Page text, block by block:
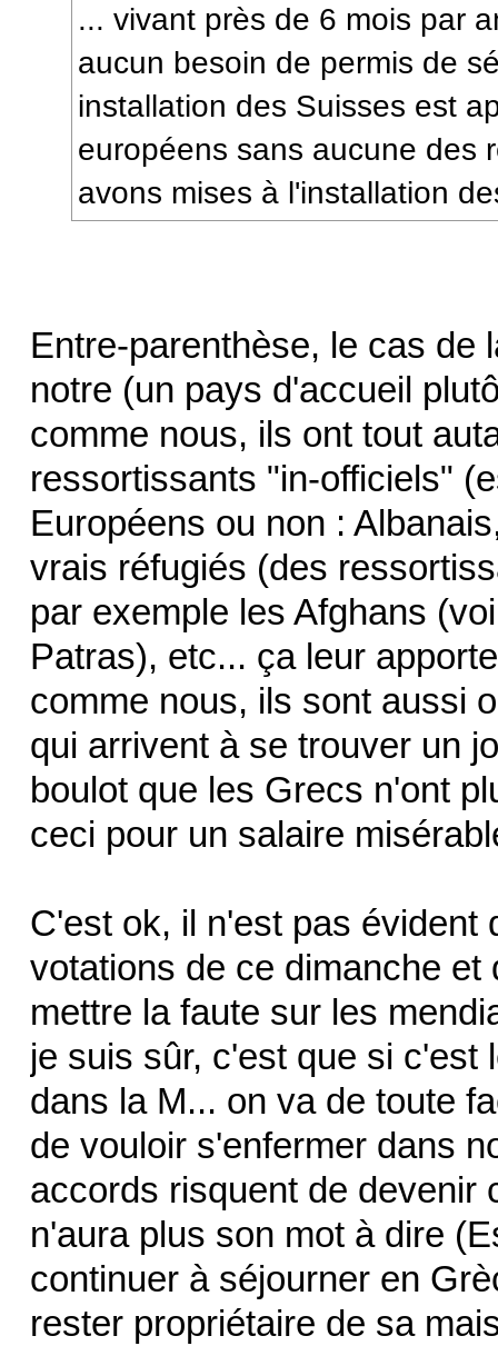
... vivant près de 6 mois par
aucun besoin de permis de
installation des Suisses est
européens sans aucune des
avons mises à l'installation
Entre-parenthèse, le cas de
notre (un pays d'accueil
comme nous, ils ont tout
ressortissants "in-officiels"
Européens ou non :
vrais réfugiés (des
par exemple les Afghans
Patras), etc... ça leur
comme nous, ils sont aussi
qui arrivent à se trouver un
boulot que les Grecs n'ont
ceci pour un salaire
C'est ok, il n'est pas évident
votations de ce dimanche
mettre la faute sur les
je suis sûr, c'est que si c'est
dans la M... on va de toute
de vouloir s'enfermer dans
accords risquent de devenir
n'aura plus son mot à dire
continuer à séjourner en
rester propriétaire de sa